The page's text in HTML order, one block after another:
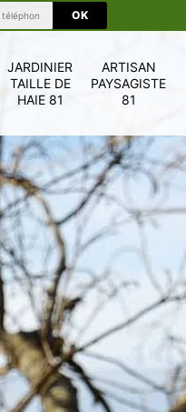
JARDINIER
TAILLE DE
HAIE 81
ARTISAN
PAYSAGISTE
81